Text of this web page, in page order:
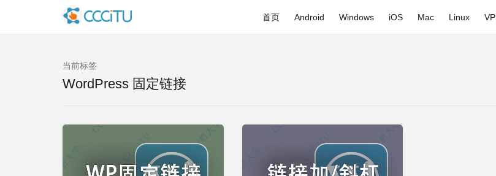
首页 Android Windows iOS Mac Linux
当前标签
WordPress 固定链接